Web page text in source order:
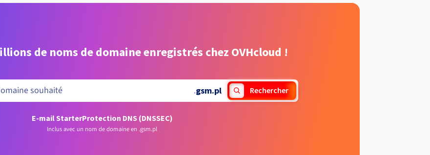
de noms de domaine enregistrés chez OVHcloud !
.gsm.pl Rechercher
E-mail StarterProtection DNS (DNSSEC)
Inclus avec un nom de domaine en .gsm.pl